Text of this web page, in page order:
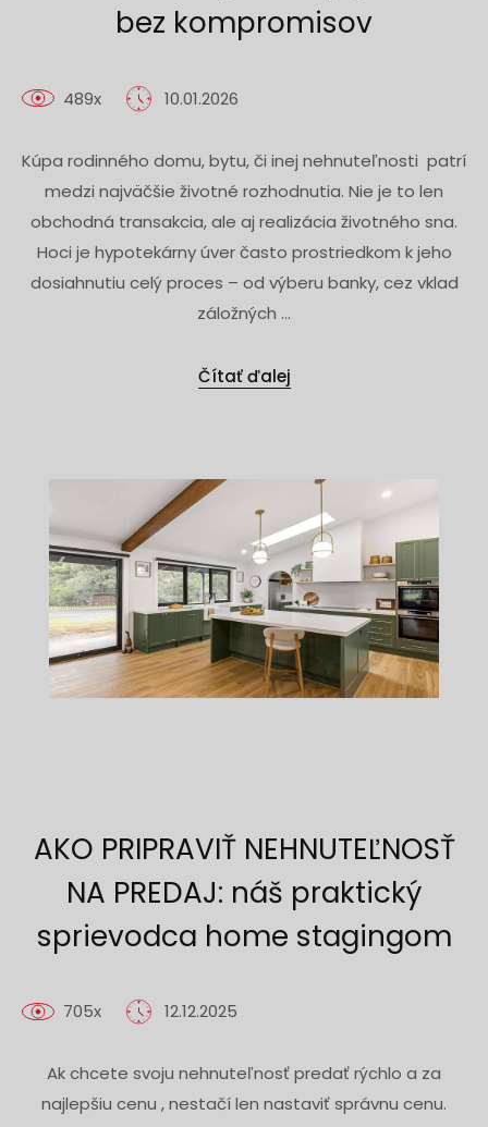
bez kompromisov
489x 10.01.2026
Kúpa rodinného domu, bytu, či inej nehnuteľnosti patrí
medzi najväčšie životné rozhodnutia. Nie je to len
obchodná transakcia, ale aj realizácia životného sna.
Hoci je hypotekárny úver často prostriedkom k jeho
dosiahnutiu celý proces – od výberu banky, cez vklad
záložných ...
Čítať ďalej
AKO PRIPRAVIŤ NEHNUTEĽNOSŤ
NA PREDAJ: náš praktický
sprievodca home stagingom
705x 12.12.2025
Ak chcete svoju nehnuteľnosť predať rýchlo a za
najlepšiu cenu , nestačí len nastaviť správnu cenu.